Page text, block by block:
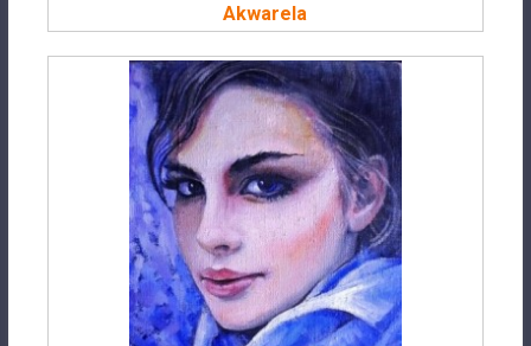
Akwarela